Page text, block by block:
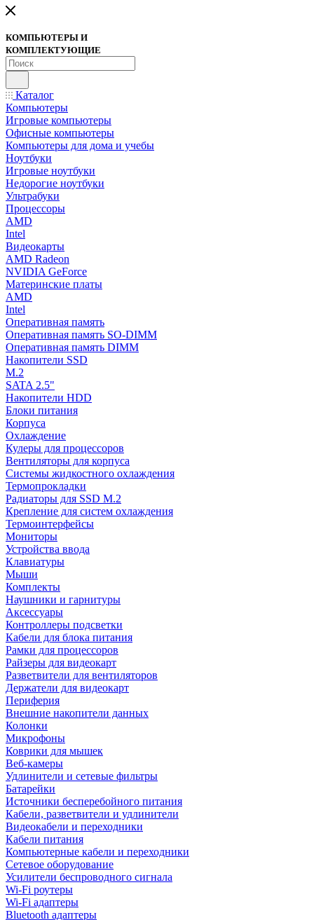
КОМПЬЮТЕРЫ И
КОМПЛЕКТУЮЩИЕ
Каталог
Компьютеры
Игровые компьютеры
Офисные компьютеры
Компьютеры для дома и учебы
Ноутбуки
Игровые ноутбуки
Недорогие ноутбуки
Ультрабуки
Процессоры
AMD
Intel
Видеокарты
AMD Radeon
NVIDIA GeForce
Материнские платы
AMD
Intel
Оперативная память
Оперативная память SO-DIMM
Оперативная память DIMM
Накопители SSD
M.2
SATA 2.5"
Накопители HDD
Блоки питания
Корпуса
Охлаждение
Кулеры для процессоров
Вентиляторы для корпуса
Системы жидкостного охлаждения
Термопрокладки
Радиаторы для SSD M.2
Крепление для систем охлаждения
Термоинтерфейсы
Мониторы
Устройства ввода
Клавиатуры
Мыши
Комплекты
Наушники и гарнитуры
Аксессуары
Контроллеры подсветки
Кабели для блока питания
Рамки для процессоров
Райзеры для видеокарт
Разветвители для вентиляторов
Держатели для видеокарт
Периферия
Внешние накопители данных
Колонки
Микрофоны
Коврики для мышек
Веб-камеры
Удлинители и сетевые фильтры
Батарейки
Источники бесперебойного питания
Кабели, разветвители и удлинители
Видеокабели и переходники
Кабели питания
Компьютерные кабели и переходники
Сетевое оборудование
Усилители беспроводного сигнала
Wi-Fi роутеры
Wi-Fi адаптеры
Bluetooth адаптеры